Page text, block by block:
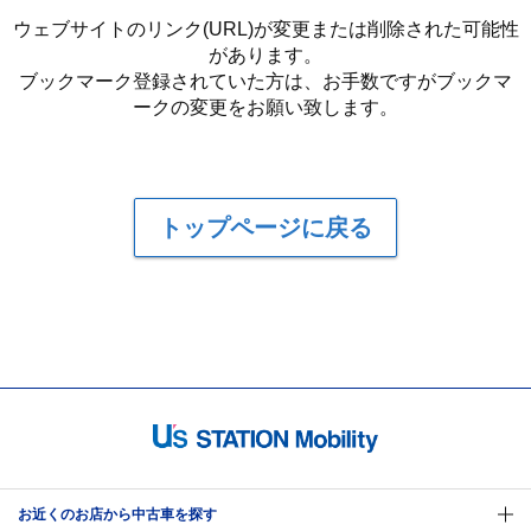
ウェブサイトのリンク(URL)が変更または削除された可能性
があります。
ブックマーク登録されていた方は、お手数ですがブックマ
ークの変更をお願い致します。
トップページに戻る
お近くのお店から中古車を探す